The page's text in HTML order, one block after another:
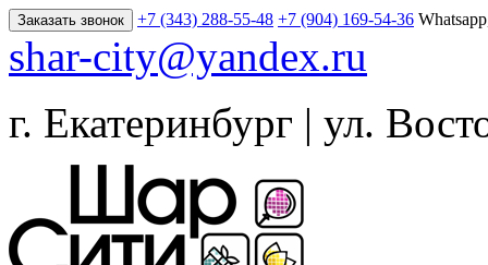
Заказать звонок +7 (343) 288-55-48 +7 (904) 169-54-36
shar-city@yandex.ru
г. Екатеринбург | ул.